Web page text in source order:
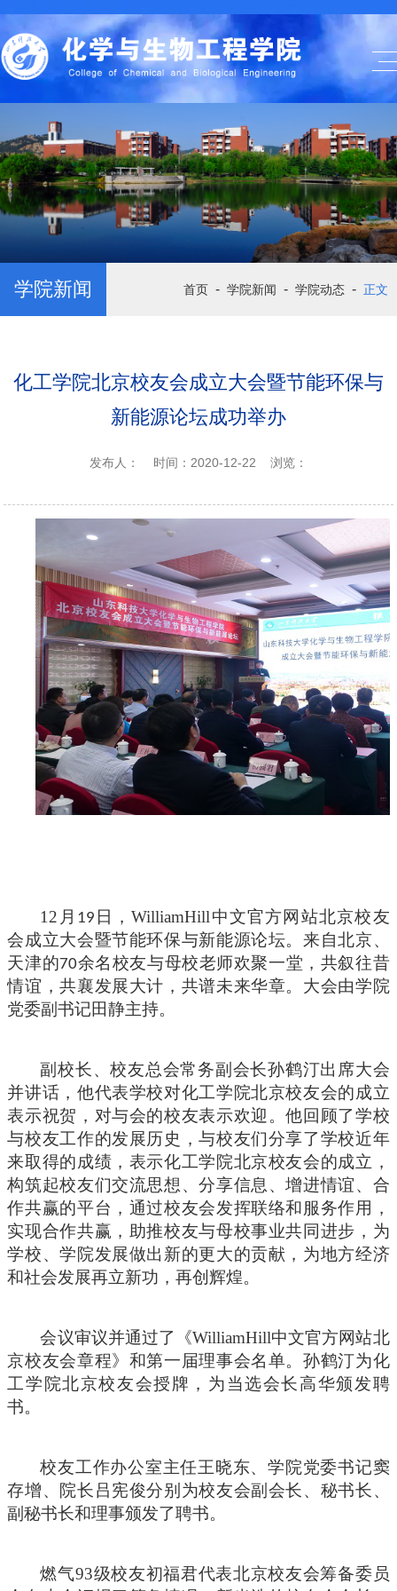
学院新闻 首页 - 学院新闻 - 学院动态 - 正文
化工学院北京校友会成立大会暨节能环保与
新能源论坛成功举办
发布人： 时间：2020-12-22 浏览：
12 月 19 日，WilliamHill中文官方网站北京校友
会成立大会暨节能环保与新能源论坛。来自北京、
天津的70余名校友与母校老师欢聚一堂，共叙往昔
情谊，共襄发展大计，共谱未来华章。大会由学院
党委副书记田静主持。
副校长、校友总会常务副会长孙鹤汀出席大会
并讲话，他代表学校对化工学院北京校友会的成立
表示祝贺，对与会的校友表示欢迎。他回顾了学校
与校友工作的发展历史，与校友们分享了学校近年
来取得的成绩，表示化工学院北京校友会的成立，
构筑起校友们交流思想、分享信息、增进情谊、合
作共赢的平台，通过校友会发挥联络和服务作用，
实现合作共赢，助推校友与母校事业共同进步，为
学校、学院发展做出新的更大的贡献，为地方经济
和社会发展再立新功，再创辉煌。
会议审议并通过了《WilliamHill中文官方网站北
京校友会章程》和第一届理事会名单。孙鹤汀为化
工学院北京校友会授牌，为当选会长高华颁发聘
书。
校友工作办公室主任王晓东、学院党委书记窦
存增、院长吕宪俊分别为校友会副会长、秘书长、
副秘书长和理事颁发了聘书。
燃气93级校友初福君代表北京校友会筹备委员